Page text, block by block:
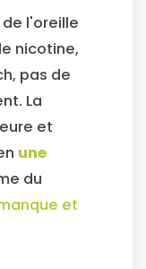
l'oreille
nicotine,
pas de
La
et
une
du
et